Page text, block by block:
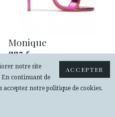
Monique
235€
Sandales à talons hauts en cuir
métallisé fuchsia
ACCEPTER
notre site
En continuant de
notre politique de cookies.